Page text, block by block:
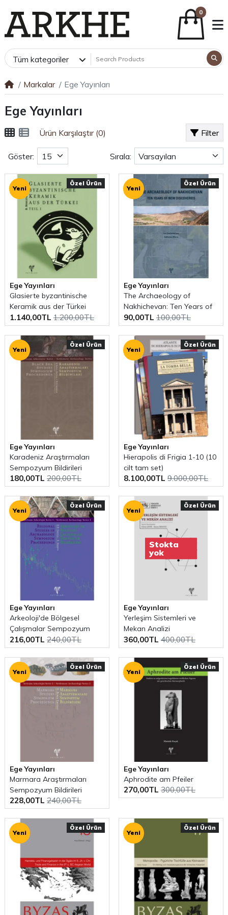
0
Tüm kategoriler
Markalar Ege Yayınları
Ege Yayınları
Filter
Ürün Karşılaştır (0)
Göster: Sırala:
Özel Ürün
Yeni
Ege Yayınları
Glasierte byzantinische
Keramik aus der Türkei
1.140,00TL 1.200,00TL
Özel Ürün
Yeni
Ege Yayınları
The Archaeology of
Nakhichevan: Ten Years of
New Discoveries
90,00TL 100,00TL
Özel Ürün
Yeni
Ege Yayınları
Karadeniz Araştırmaları
Sempozyum Bildirileri
180,00TL 200,00TL
Özel Ürün
Yeni
Ege Yayınları
Hierapolis di Frigia 1-10 (10
cilt tam set)
8.100,00TL 9.000,00TL
Özel Ürün
Yeni
Ege Yayınları
Arkeoloji'de Bölgesel
Çalışmalar Sempozyum
Bildirileri
216,00TL 240,00TL
Özel Ürün
Yeni
Stokta
yok
Ege Yayınları
Yerleşim Sistemleri ve
Mekan Analizi
360,00TL 400,00TL
Özel Ürün
Yeni
Ege Yayınları
Marmara Araştırmaları
Sempozyum Bildirileri
228,00TL 240,00TL
Özel Ürün
Yeni
Ege Yayınları
Aphrodite am Pfeiler
270,00TL 300,00TL
Özel Ürün
Yeni
Özel Ürün
Yeni